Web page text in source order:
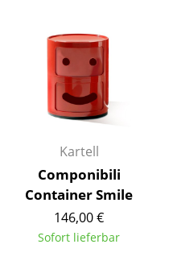
Kartell
Componibili
Container Smile
146,00 €
Sofort lieferbar